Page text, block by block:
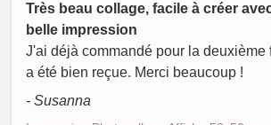
Très beau collage, facile à créer
belle impression
J'ai déjà commandé pour la deuxième
a été bien reçue. Merci beaucoup !
- Susanna